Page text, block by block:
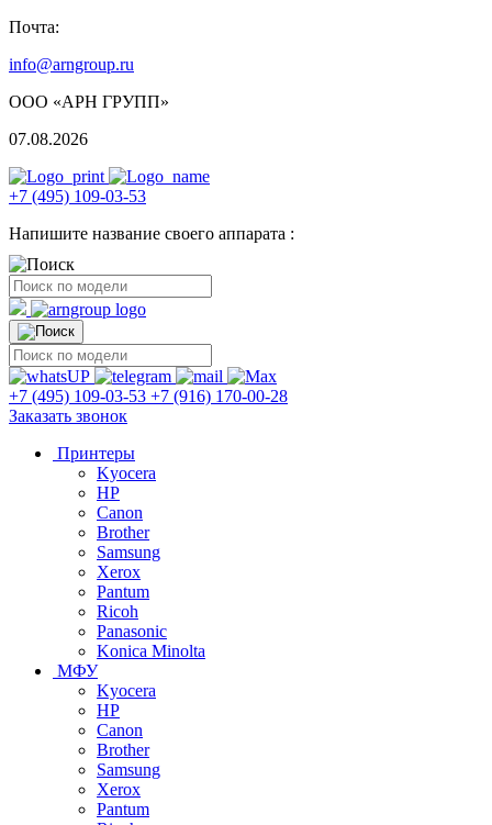
Почта:
info@arngroup.ru
ООО «АРН ГРУПП»
07.08.2026
+7 (495) 109-03-53
Напишите название своего аппарата :
+7 (495) 109-03-53 +7 (916) 170-00-28
Заказать звонок
Принтеры
Kyocera
HP
Canon
Brother
Samsung
Xerox
Pantum
Ricoh
Panasonic
Konica Minolta
МФУ
Kyocera
HP
Canon
Brother
Samsung
Xerox
Pantum